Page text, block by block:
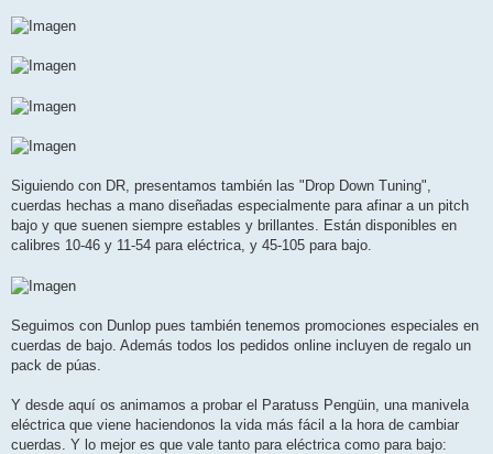
Siguiendo con DR, presentamos también las "Drop Down Tuning",
cuerdas hechas a mano diseñadas especialmente para afinar a un pitch
bajo y que suenen siempre estables y brillantes. Están disponibles en
calibres 10-46 y 11-54 para eléctrica, y 45-105 para bajo.
Seguimos con Dunlop pues también tenemos promociones especiales en
cuerdas de bajo. Además todos los pedidos online incluyen de regalo un
pack de púas.
Y desde aquí os animamos a probar el Paratuss Pengüin, una manivela
eléctrica que viene haciendonos la vida más fácil a la hora de cambiar
cuerdas. Y lo mejor es que vale tanto para eléctrica como para bajo: